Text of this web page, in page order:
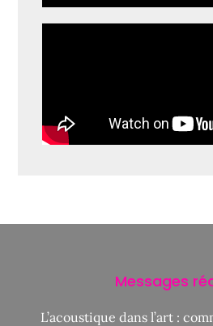
Messages
L’acoustique dans l’art :